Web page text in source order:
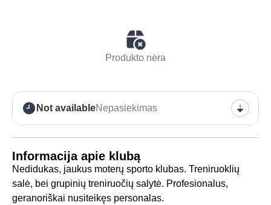
Informacija apie klubą
Nedidukas, jaukus moterų sporto klubas. Treniruoklių
salė, bei grupinių treniruočių salytė. Profesionalus,
geranoriškai nusiteikęs personalas.
Produkto nėra
Not availableNepasiekimas